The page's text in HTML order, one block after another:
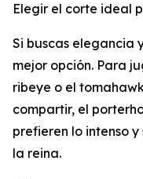
Elegir el corte ideal
Si buscas elegancia
mejor opción. Para
ribeye o el
compartir, el
prefieren lo intenso
la reina.